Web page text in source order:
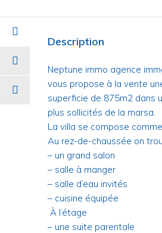
Description
Neptune immo agence
vous propose à la vente
superficie de 875m2 dans
plus sollicités de la marsa.
La villa se compose
Au rez-de-chaussée on
– un grand salon
– salle à manger
– salle d’eau invités
– cuisine équipée
À l’étage
– une suite parentale